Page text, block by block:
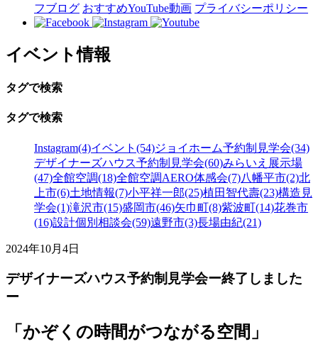
フブログ おすすめYouTube動画 プライバシーポリシー
イベント情報
タグで検索
タグで検索
Instagram(4)イベント(54)ジョイホーム予約制見学会(34)
デザイナーズハウス予約制見学会(60)みらいえ展示場
(47)全館空調(18)全館空調AERO体感会(7)八幡平市(2)北
上市(6)土地情報(7)小平祥一郎(25)植田智代壽(23)構造見
学会(1)滝沢市(15)盛岡市(46)矢巾町(8)紫波町(14)花巻市
(16)設計個別相談会(59)遠野市(3)長場由紀(21)
2024年10月4日
デザイナーズハウス予約制見学会ー終了しました
ー
「かぞくの時間がつながる空間」